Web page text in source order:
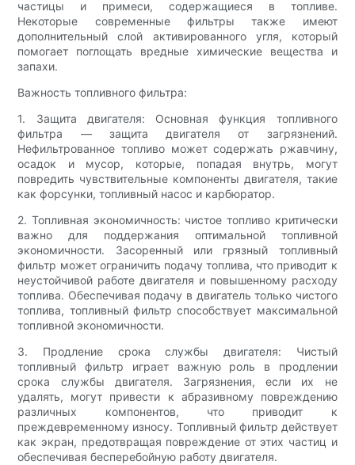
частицы и примеси, содержащиеся в топливе.
Некоторые современные фильтры также имеют
дополнительный слой активированного угля, который
помогает поглощать вредные химические вещества и
запахи.
Важность топливного фильтра:
1. Защита двигателя: Основная функция топливного
фильтра — защита двигателя от загрязнений.
Нефильтрованное топливо может содержать ржавчину,
осадок и мусор, которые, попадая внутрь, могут
повредить чувствительные компоненты двигателя, такие
как форсунки, топливный насос и карбюратор.
2. Топливная экономичность: чистое топливо критически
важно для поддержания оптимальной топливной
экономичности. Засоренный или грязный топливный
фильтр может ограничить подачу топлива, что приводит к
неустойчивой работе двигателя и повышенному расходу
топлива. Обеспечивая подачу в двигатель только чистого
топлива, топливный фильтр способствует максимальной
топливной экономичности.
3. Продление срока службы двигателя: Чистый
топливный фильтр играет важную роль в продлении
срока службы двигателя. Загрязнения, если их не
удалять, могут привести к абразивному повреждению
различных компонентов, что приводит к
преждевременному износу. Топливный фильтр действует
как экран, предотвращая повреждение от этих частиц и
обеспечивая бесперебойную работу двигателя.